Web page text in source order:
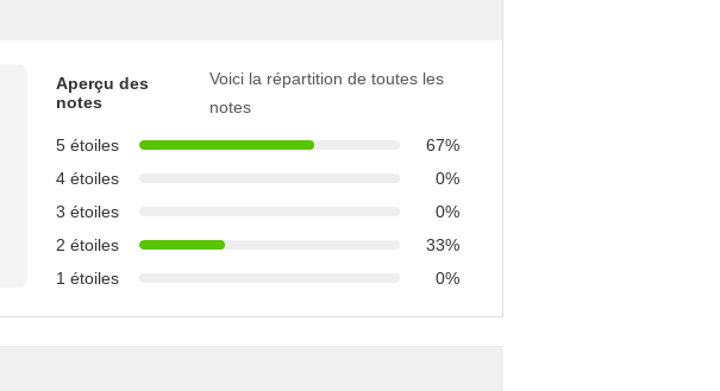
Aperçu des
notes
Voici la répartition de toutes les
notes
5 étoiles
67%
4 étoiles
0%
3 étoiles
0%
2 étoiles
33%
1 étoiles
0%